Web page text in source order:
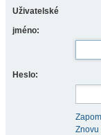
Uživatelské
jméno:
Heslo:
Znovu